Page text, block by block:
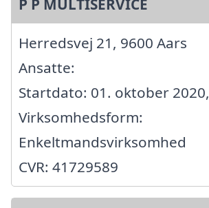
P P MULTISERVICE
Herredsvej 21, 9600 Aars
Ansatte:
Startdato: 01. oktober 2020,
Virksomhedsform:
Enkeltmandsvirksomhed
CVR: 41729589